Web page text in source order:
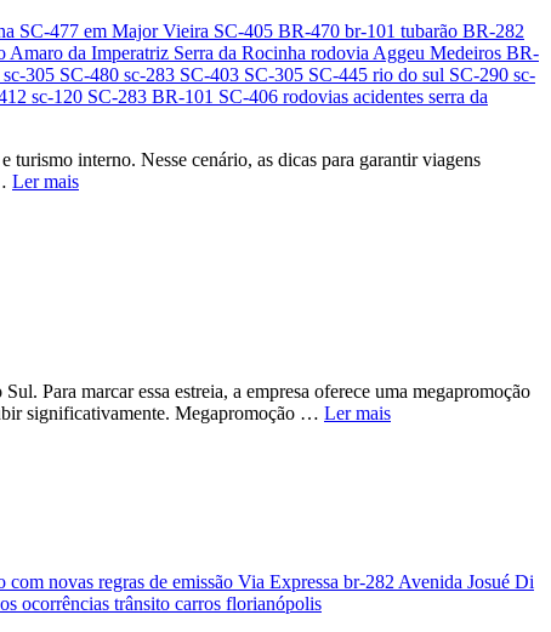
interno. Nesse cenário, as dicas para garantir viagens
Ler mais
Para marcar essa estreia, a empresa oferece uma megapromoção
significativamente. Megapromoção … Ler mais